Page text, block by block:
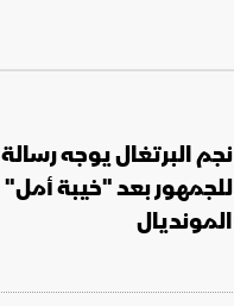
نجم البرتغال يوجه رسالة
للجمهور بعد "خيبة أمل"
المونديال